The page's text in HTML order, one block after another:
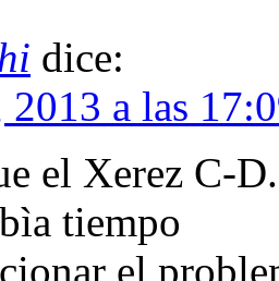
dice:
2013 a las
el Xerez C-
tiempo
el